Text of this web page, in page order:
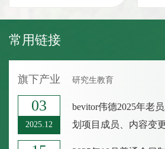
（Solanum lycoper...
积
常用链接
旗下产业 研究生教育
03
2025.12
bevitor伟德2025年老
划项目成员、内容变